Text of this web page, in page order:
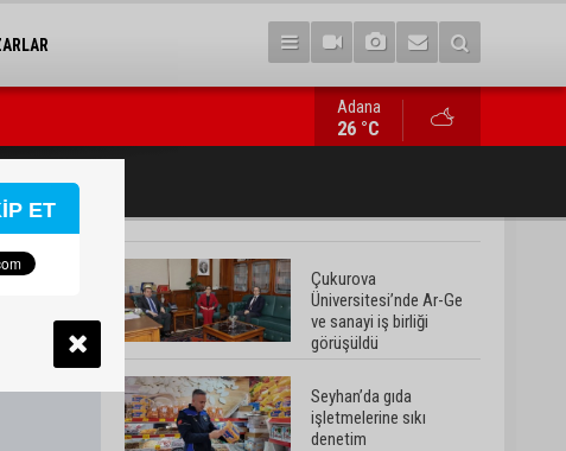
Adana dahil 30 ilde DEAŞ operasyonu: 104 şüpheli yakalandı
Adana
26 °C
Çukurova
Üniversitesi’nde Ar-Ge
ve sanayi iş birliği
görüşüldü
Seyhan’da gıda
işletmelerine sıkı
denetim
ET